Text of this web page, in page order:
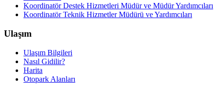
Koordinatör Destek Hizmetleri Müdür ve Müdür Yardımcıları
Koordinatör Teknik Hizmetler Müdürü ve Yardımcıları
Ulaşım
Ulaşım Bilgileri
Nasıl Gidilir?
Harita
Otopark Alanları